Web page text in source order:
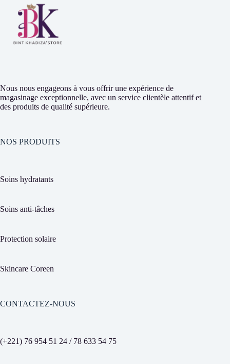
Nous nous engageons à vous offrir une expérience de
magasinage exceptionnelle, avec un service clientèle attentif et
des produits de qualité supérieure.
NOS PRODUITS
Soins hydratants
Soins anti-tâches
Protection solaire
Skincare Coreen
CONTACTEZ-NOUS
(+221) 76 954 51 24 / 78 633 54 75